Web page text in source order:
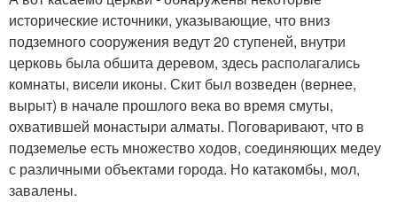
исторические источники, указывающие, что вниз
подземного сооружения ведут 20 ступеней, внутри
церковь была обшита деревом, здесь располагались
комнаты, висели иконы. Скит был возведен (вернее,
вырыт) в начале прошлого века во время смуты,
охватившей монастыри алматы. Поговаривают, что в
подземелье есть множество ходов, соединяющих медеу
с различными объектами города. Но катакомбы, мол,
завалены.